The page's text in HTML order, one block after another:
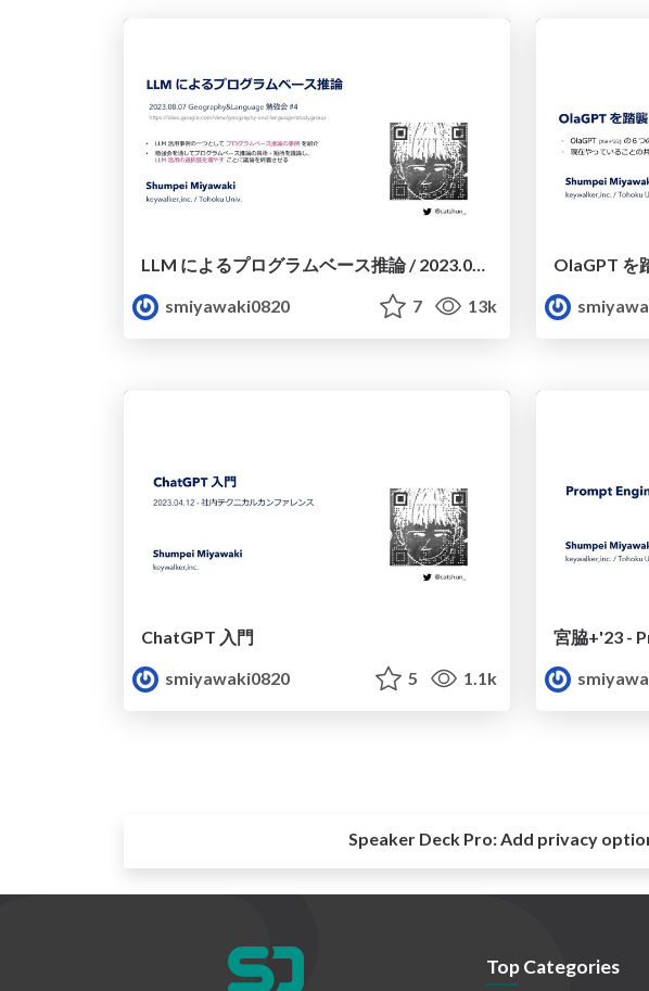
LLM によるプログラムベース推論 / 2023.08.07 Geography&Language 勉強会 #4
smiyawaki0820
7 13k
ChatGPT 入門
smiyawaki0820
5 1.1k
宮脇+'23 -
Speaker Deck Pro:Add privacy
Top Categories